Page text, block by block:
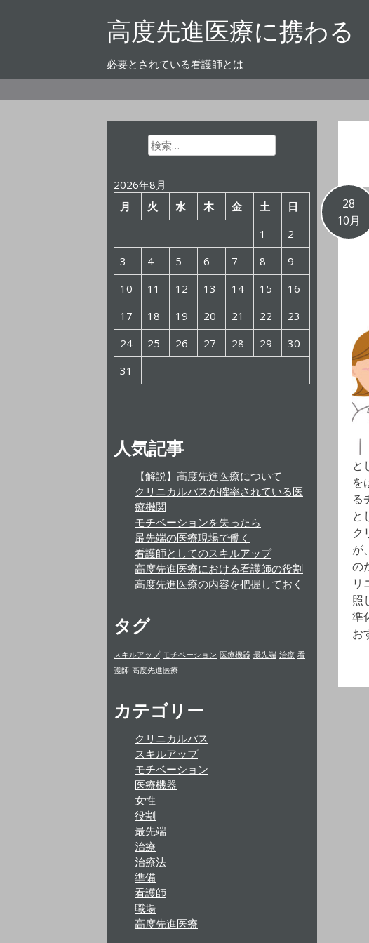
ツ
高度先進医療に携わる
必要とされている看護師とは
28
10月
と
を
る
と
ク
が
の
リ
照
準
お
検
索:
2026年8月
月
火 水 木 金 土
日
1
2
3
4 5 6 7 8
9
10
11 12 13 14 15
16
17
18 19 20 21 22
23
24
25 26 27 28 29
30
31
人気記事
【解説】高度先進医療について
クリニカルパスが確率されている医
療機関
モチベーションを失ったら
最先端の医療現場で働く
看護師としてのスキルアップ
高度先進医療における看護師の役割
高度先進医療の内容を把握しておく
タグ
スキルアップ モチベーション 医療機器 最先端 治療 看
護師 高度先進医療
カテゴリー
クリニカルパス
スキルアップ
モチベーション
医療機器
女性
役割
最先端
治療
治療法
準備
看護師
職場
高度先進医療